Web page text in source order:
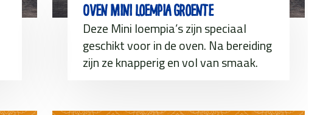
Oven Mini loempia groente
Deze Mini loempia’s zijn speciaal
geschikt voor in de oven. Na bereiding
zijn ze knapperig en vol van smaak.